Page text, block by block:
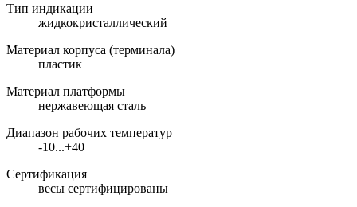
Тип индикации
жидкокристаллический
Материал корпуса (терминала)
пластик
Материал платформы
нержавеющая сталь
Диапазон рабочих температур
-10...+40
Сертификация
весы сертифицированы